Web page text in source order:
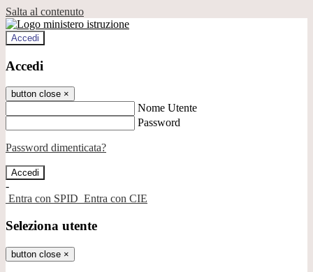
Salta al contenuto
Accedi
Accedi
button close ×
Nome Utente
Password
Password dimenticata?
-
Entra con SPID Entra con CIE
Seleziona utente
button close ×